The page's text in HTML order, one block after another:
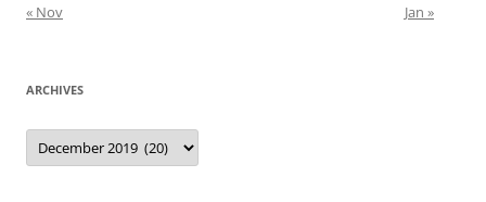
« Nov
Jan »
ARCHIVES
Archives